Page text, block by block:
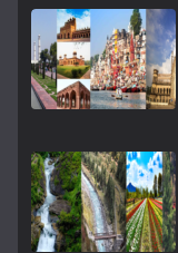
c
e
b
o
k
itt
er
ai
l